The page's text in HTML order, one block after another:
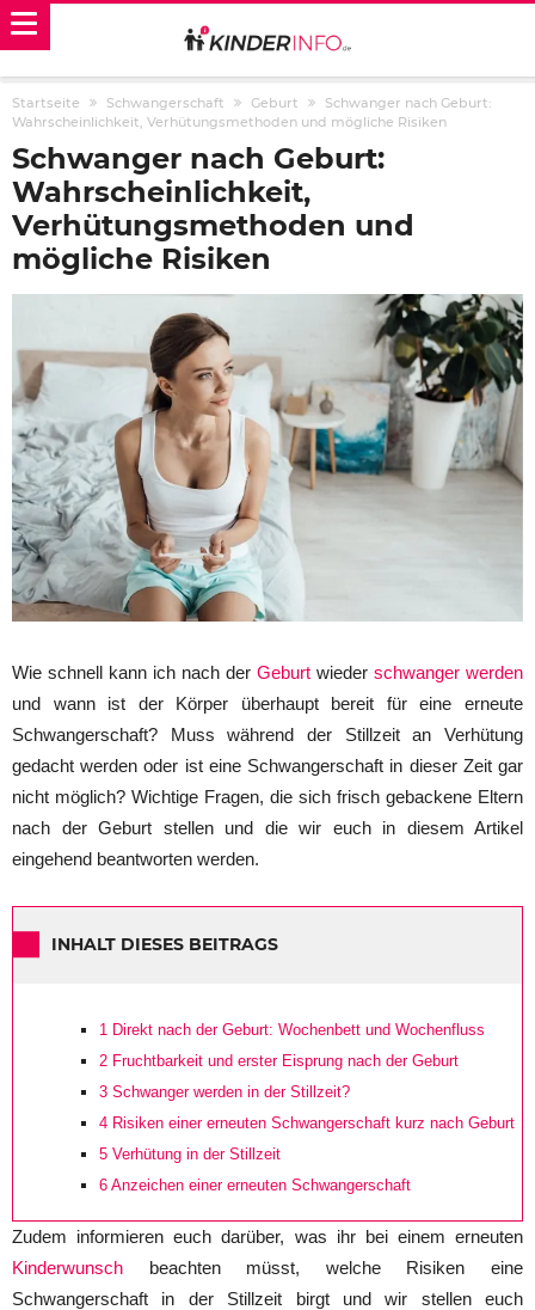
Startseite Schwangerschaft Geburt
Schwanger nach Geburt:
Wahrscheinlichkeit, Verhütungsmethoden und mögliche Risiken
Schwanger nach Geburt:
Wahrscheinlichkeit,
Verhütungsmethoden und
mögliche Risiken
Wie schnell kann ich nach der Geburt wieder schwanger werden
und wann ist der Körper überhaupt bereit für eine erneute
Schwangerschaft? Muss während der Stillzeit an Verhütung
gedacht werden oder ist eine Schwangerschaft in dieser Zeit gar
nicht möglich? Wichtige Fragen, die sich frisch gebackene Eltern
nach der Geburt stellen und die wir euch in diesem Artikel
eingehend beantworten werden.
INHALT DIESES BEITRAGS
1 Direkt nach der Geburt: Wochenbett und Wochenfluss
2 Fruchtbarkeit und erster Eisprung nach der Geburt
3 Schwanger werden in der Stillzeit?
4 Risiken einer erneuten Schwangerschaft kurz nach Geburt
5 Verhütung in der Stillzeit
6 Anzeichen einer erneuten Schwangerschaft
Zudem informieren euch darüber, was ihr bei einem erneuten
Kinderwunsch beachten müsst, welche Risiken eine
Schwangerschaft in der Stillzeit birgt und wir stellen euch